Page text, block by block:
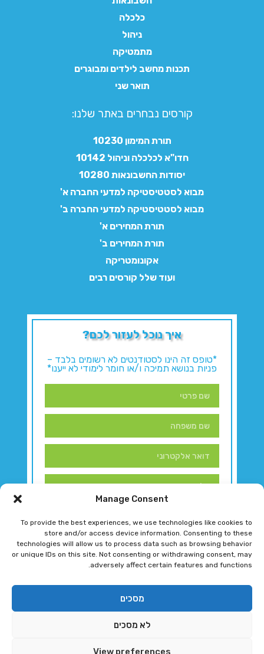
Manage Consent
To provide the best experiences, we use technologies like cookies to
store and/or access device information. Consenting to these
technologies will allow us to process data such as browsing behavior
or unique IDs on this site. Not consenting or withdrawing consent, may
adversely affect certain features and functions.
מסכים
לא מסכים
View preferences
כלכלה
ניהול
מתמטיקה
תכנות מחשב לילדים ומבוגרים
תואר שני
קורסים נבחרים באתר שלנו:​
תורת המימון 10230
חדו"א לכלכלה וניהול 10142
יסודות החשבונאות 10280
מבוא לסטטיסטיקה למדעי החברה א'
מבוא לסטטיסטיקה למדעי החברה ב'
תורת המחירים א'
תורת המחירים ב'
אקונומטריקה
ועוד שלל קורסים רבים
איך נוכל לעזור לכם?
*טופס זה הינו לסטודנטים לא רשומים בלבד –
פניות בנושא תמיכה ו/או חומר לימודי לא ייענו*